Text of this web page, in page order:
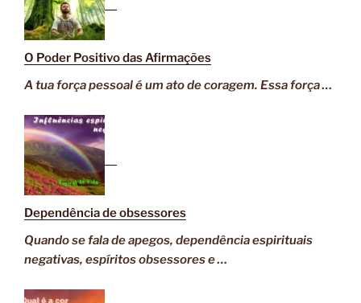
O Poder Positivo das Afirmações
A tua força pessoal é um ato de coragem. Essa força …
Dependência de obsessores
Quando se fala de apegos, dependência espirituais
negativas, espíritos obsessores e …